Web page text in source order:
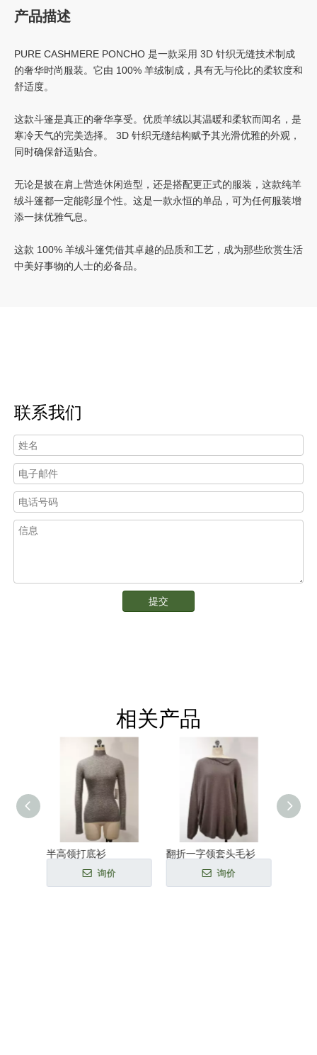
产品描述
PURE CASHMERE PONCHO 是一款采用 3D 针织无缝技术制成
的奢华时尚服装。它由 100% 羊绒制成，具有无与伦比的柔软度和
舒适度。
这款斗篷是真正的奢华享受。优质羊绒以其温暖和柔软而闻名，是
寒冷天气的完美选择。 3D 针织无缝结构赋予其光滑优雅的外观，
同时确保舒适贴合。
无论是披在肩上营造休闲造型，还是搭配更正式的服装，这款纯羊
绒斗篷都一定能彰显个性。这是一款永恒的单品，可为任何服装增
添一抹优雅气息。
这款 100% 羊绒斗篷凭借其卓越的品质和工艺，成为那些欣赏生活
中美好事物的人士的必备品。
联系我们
提交
相关产品
半高领打底衫
询价
翻折一字领套头毛衫
询价